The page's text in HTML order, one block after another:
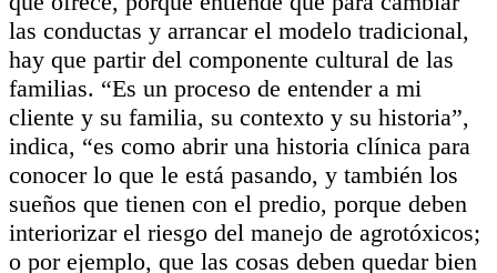
las conductas y arrancar el modelo tradicional,
hay que partir del componente cultural de las
familias. “Es un proceso de entender a mi
cliente y su familia, su contexto y su historia”,
indica, “es como abrir una historia clínica para
conocer lo que le está pasando, y también los
sueños que tienen con el predio, porque deben
interiorizar el riesgo del manejo de agrotóxicos;
o por ejemplo, que las cosas deben quedar bien